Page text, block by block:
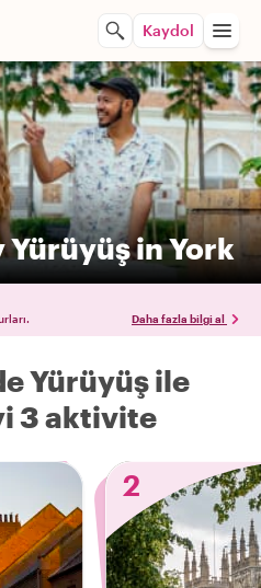
Kaydol
Yürüyüş in York
Daha fazla bilgi al
Yürüyüş ile
3 aktivite
2